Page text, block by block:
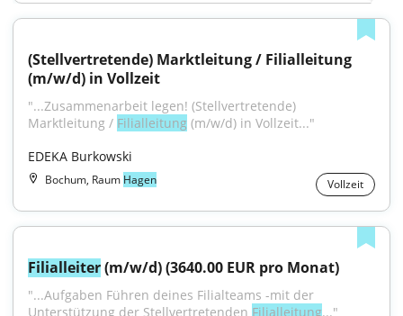
(Stellvertretende) Marktleitung / Filialleitung
(m/w/d) in Vollzeit
"...Zusammenarbeit legen! (Stellvertretende)
Marktleitung / Filialleitung (m/w/d) in Vollzeit..."
EDEKA Burkowski
Bochum, Raum Hagen Vollzeit
Filialleiter (m/w/d) (3640.00 EUR pro Monat)
"...Aufgaben Führen deines Filialteams -mit der
Unterstützung der Stellvertretenden Filialleitung..."